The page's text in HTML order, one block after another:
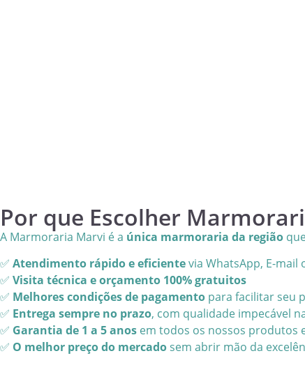
Por que Escolher
A Marmoraria Marvi é a única marmoraria da região
✅ Atendimento rápido e eficientevia WhatsApp, E-mail
✅ Visita técnica e orçamento 100% gratuitos
✅ Melhores condições de pagamento para facilitar seu
✅ Entrega sempre no prazo, com qualidade impecável
✅ Garantia de 1 a 5 anos em todos os nossos produtos
✅ O melhor preço do mercadosem abrir mão da